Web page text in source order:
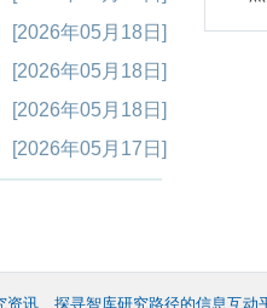
[2026年05月18日]
[2026年05月18日]
[2026年05月18日]
[2026年05月17日]
讯、探寻智库研究路径的信息互动